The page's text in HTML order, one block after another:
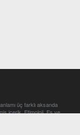
üç farklı aksanda
içerik. Etimoloji, Eş ve